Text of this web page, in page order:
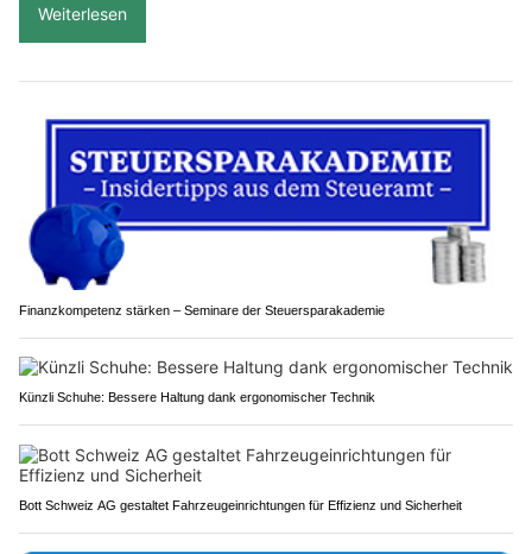
Weiterlesen
Finanzkompetenz stärken – Seminare der Steuersparakademie
Künzli Schuhe: Bessere Haltung dank ergonomischer Technik
Bott Schweiz AG gestaltet Fahrzeugeinrichtungen für Effizienz und Sicherheit